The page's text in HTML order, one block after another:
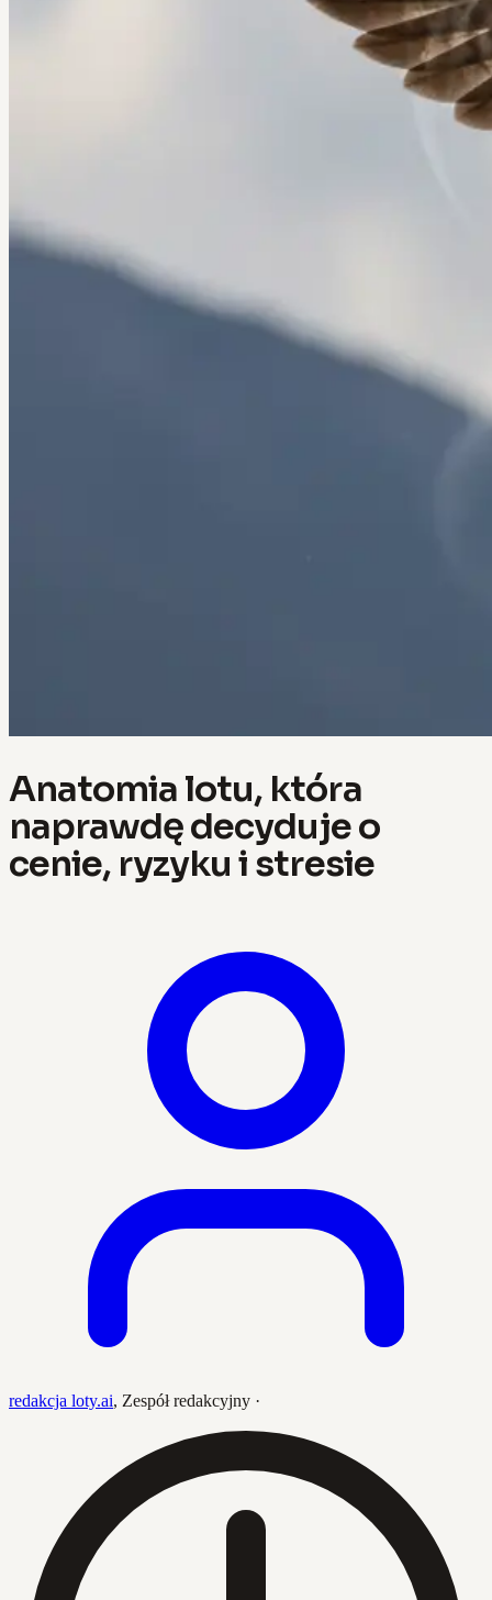
Anatomia lotu, która
naprawdę decyduje o
cenie, ryzyku i stresie
redakcja loty.ai, Zespół redakcyjny ·